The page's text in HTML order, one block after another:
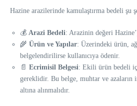
Hazine arazilerinde kamulaştırma bedeli şu
💰 Arazi Bedeli: Arazinin değeri
🌾 Ürün ve Yapılar: Üzerindeki ürün,
belgelendirilirse kullanıcıya ödenir.
📄 Ecrimisil Belgesi: Ekili ürün bedeli
gereklidir. Bu belge, muhtar ve azaların
altına alınmalıdır.